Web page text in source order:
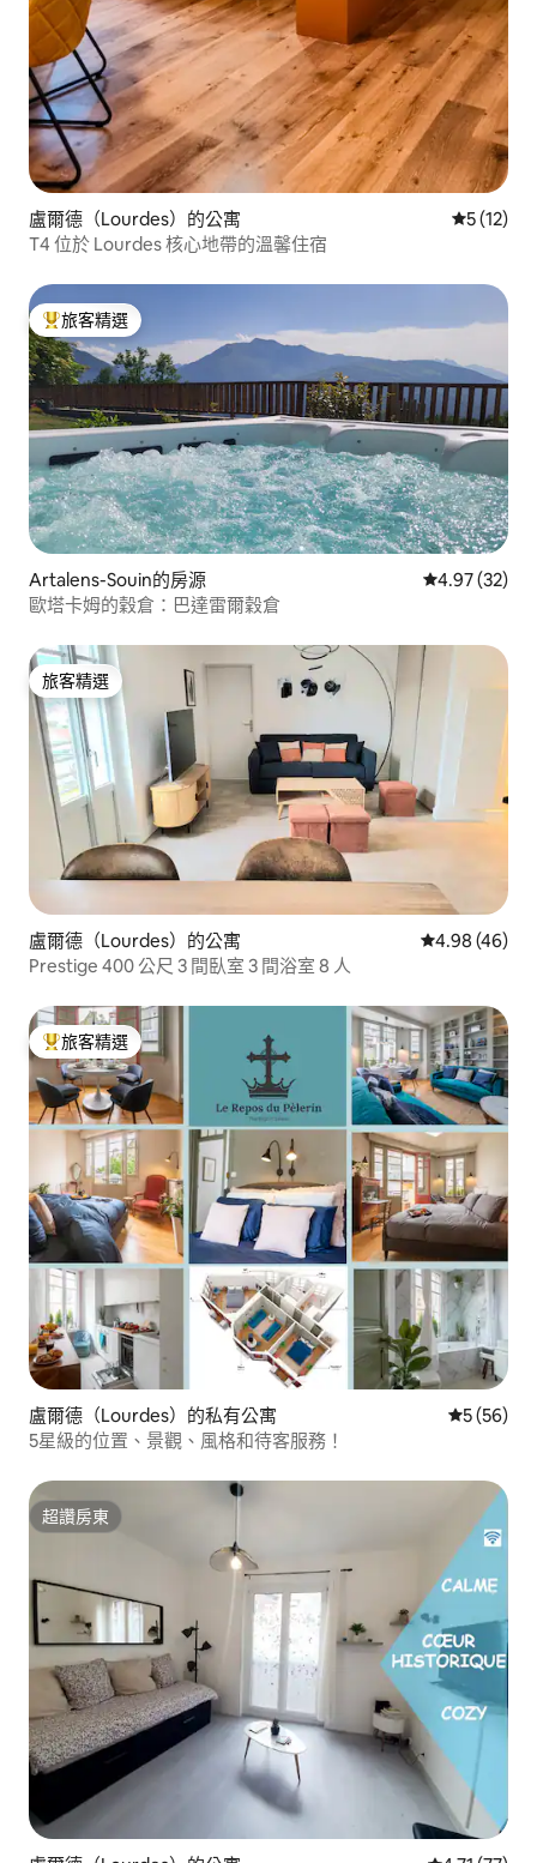
盧爾德（Lourdes）的公寓 從 12 則
5 (12)
T4 位於 Lourdes 核心地帶的溫馨住宿
旅客精選榜首
旅客精選
Artalens-Souin的房源 從 32 則評價
4.97 (32)
歐塔卡姆的穀倉：巴達雷爾穀倉
旅客精選
旅客精選
盧爾德（Lourdes）的公寓 從 46 則評價
4.98 (46)
Prestige 400 公尺 3 間臥室 3 間浴室 8 人
旅客精選榜首
旅客精選
盧爾德（Lourdes）的私有公寓 從 56 則評
5 (56)
5星級的位置、景觀、風格和待客服務！
超讚房東
超讚房東